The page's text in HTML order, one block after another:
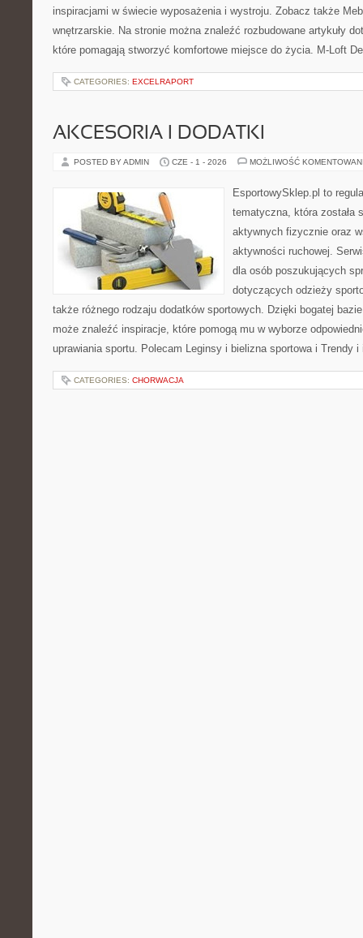
inspiracjami w świecie wyposażenia i wystroju. Zobacz także
wnętrzarskie. Na stronie można znaleźć rozbudowane artykuły
które pomagają stworzyć komfortowe miejsce do życia. M-Loft
CATEGORIES: EXCELRAPORT
AKCESORIA I DODATKI
POSTED BY ADMIN CZE - 1 - 2026 MOŻLIWOŚĆ
EsportowySklep.pl to
tematyczna, która została
aktywnych fizycznie oraz
aktywności ruchowej.
dla osób poszukujących
dotyczących odzieży
także różnego rodzaju dodatków sportowych. Dzięki bogatej
może znaleźć inspiracje, które pomogą mu w wyborze
uprawiania sportu. Polecam Leginsy i bielizna sportowa i Trendy
CATEGORIES: CHORWACJA